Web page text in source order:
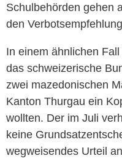
Schulbehörden gehen
den
In einem ähnlichen
das schweizerische
zwei mazedonischen
Kanton Thurgau ein
wollten. Der im Juli
keine
wegweisendes Urteil